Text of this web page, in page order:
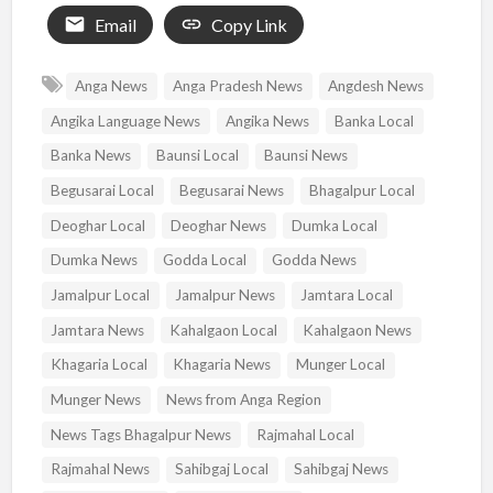
Email Copy Link
Anga News Anga Pradesh News
Angdesh News
Angika Language News
Angika News
Banka Local
Banka News
Baunsi Local
Baunsi News
Begusarai Local
Begusarai News
Bhagalpur Local
Deoghar Local
Deoghar News
Dumka Local
Dumka News
Godda Local
Godda News
Jamalpur Local
Jamalpur News
Jamtara Local
Jamtara News
Kahalgaon Local
Kahalgaon News
Khagaria Local
Khagaria News
Munger Local
Munger News
News from Anga Region
News Tags Bhagalpur News
Rajmahal Local
Rajmahal News
Sahibgaj Local
Sahibgaj News